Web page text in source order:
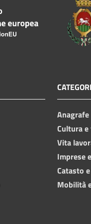
Cultura
Vita
Imprese
Catasto
Mobilità